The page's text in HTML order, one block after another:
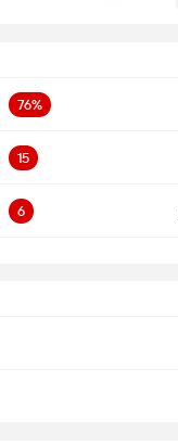
76%
15
6